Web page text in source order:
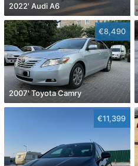
2022' Audi A6
€8,490
2007' Toyota Camry
€11,399